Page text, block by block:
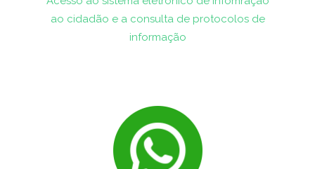
ao cidadão e a consulta de protocolos de
informação